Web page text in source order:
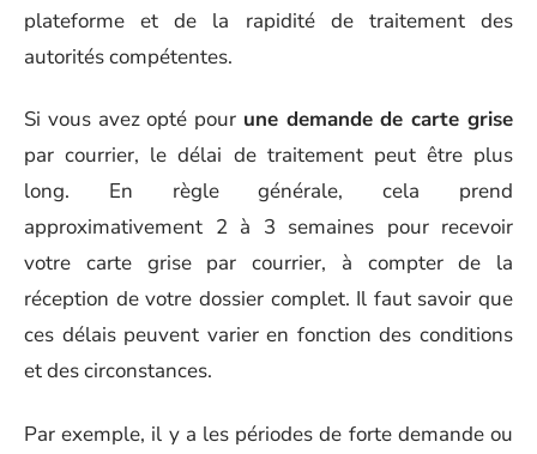
plateforme et de la rapidité de traitement des
autorités compétentes.
Si vous avez opté pour une demande de carte grise
par courrier, le délai de traitement peut être plus
long. En règle générale, cela prend
approximativement 2 à 3 semaines pour recevoir
votre carte grise par courrier, à compter de la
réception de votre dossier complet. Il faut savoir que
ces délais peuvent varier en fonction des conditions
et des circonstances.
Par exemple, il y a les périodes de forte demande ou